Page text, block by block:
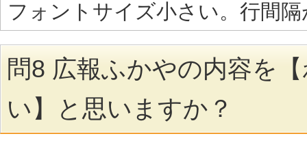
フォントサイズ小さい。行間
問8 広報ふかやの内容を
い】と思いますか？